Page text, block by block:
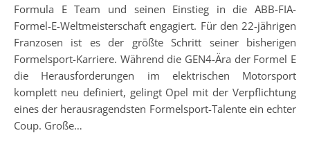
Formula E Team und seinen Einstieg in die ABB-FIA-
Formel-E-Weltmeisterschaft engagiert. Für den 22-jährigen
Franzosen ist es der größte Schritt seiner bisherigen
Formelsport-Karriere. Während die GEN4-Ära der Formel E
die Herausforderungen im elektrischen Motorsport
komplett neu definiert, gelingt Opel mit der Verpflichtung
eines der herausragendsten Formelsport-Talente ein echter
Coup. Große…